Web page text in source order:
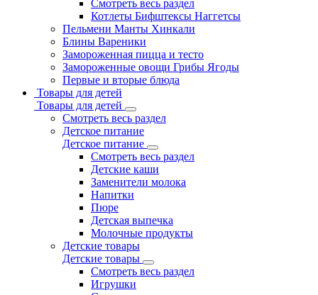
Смотреть весь раздел
Котлеты Бифштексы Наггетсы
Пельмени Манты Хинкали
Блины Вареники
Замороженная пицца и тесто
Замороженные овощи Грибы Ягоды
Первые и вторые блюда
Товары для детей
Товары для детей
Смотреть весь раздел
Детское питание
Детское питание
Смотреть весь раздел
Детские каши
Заменители молока
Напитки
Пюре
Детская выпечка
Молочные продукты
Детские товары
Детские товары
Смотреть весь раздел
Игрушки